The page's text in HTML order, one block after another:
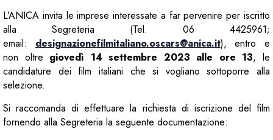
L’ANICA invita le imprese interessate a far pervenire per iscritto
alla Segreteria (Tel. 06 4425961;
email: designazionefilmitaliano.oscars@anica.it), entro e
non oltre giovedì 14 settembre 2023 alle ore 13, le
candidature dei film italiani che si vogliano sottoporre alla
selezione.
Si raccomanda di effettuare la richiesta di iscrizione del film
fornendo alla Segreteria la seguente documentazione: